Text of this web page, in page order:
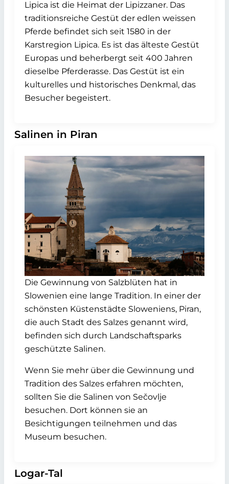
Lipica ist die Heimat der Lipizzaner. Das
traditionsreiche Gestüt der edlen weissen
Pferde befindet sich seit 1580 in der
Karstregion Lipica. Es ist das älteste Gestüt
Europas und beherbergt seit 400 Jahren
dieselbe Pferderasse. Das Gestüt ist ein
kulturelles und historisches Denkmal, das
Besucher begeistert.
Salinen in Piran
Die Gewinnung von Salzblüten hat in
Slowenien eine lange Tradition. In einer der
schönsten Küstenstädte Sloweniens, Piran,
die auch Stadt des Salzes genannt wird,
befinden sich durch Landschaftsparks
geschützte Salinen.
Wenn Sie mehr über die Gewinnung und
Tradition des Salzes erfahren möchten,
sollten Sie die Salinen von Sečovlje
besuchen. Dort können sie an
Besichtigungen teilnehmen und das
Museum besuchen.
Logar-Tal